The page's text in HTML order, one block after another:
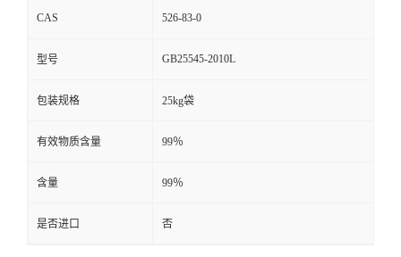
CAS 526-83-0
型号 GB25545-2010L
包装规格 25kg袋
有效物质含量 99％
含量 99％
是否进口 否